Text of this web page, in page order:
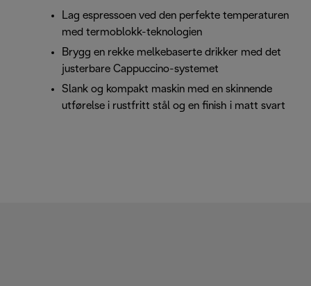
Lag espressoen ved den perfekte temperaturen
med termoblokk-teknologien
Brygg en rekke melkebaserte drikker med det
justerbare Cappuccino-systemet
Slank og kompakt maskin med en skinnende
utførelse i rustfritt stål og en finish i matt svart